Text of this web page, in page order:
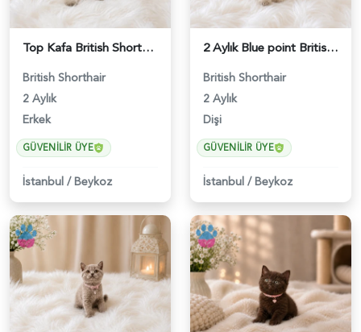
Top Kafa British Shorthair Blue Point Yakışıklımız - 4641
British Shorthair
2 Aylık
Erkek
GÜVENILIR ÜYE
İstanbul /Beykoz
2 Aylık Blue point British Shorthair Nazlı Kızımız - 4642
British Shorthair
2 Aylık
Dişi
GÜVENILIR ÜYE
İstanbul /Beykoz